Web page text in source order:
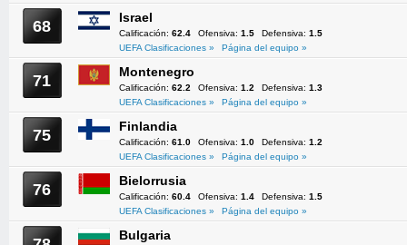
68 Israel
Calificación: 62.4 Ofensiva: 1.5 Defensiva: 1.5
UEFA Clasificaciones »
Página del equipo »
71 Montenegro
Calificación: 62.2 Ofensiva: 1.2 Defensiva: 1.3
UEFA Clasificaciones »
Página del equipo »
75 Finlandia
Calificación: 61.0 Ofensiva: 1.0 Defensiva: 1.2
UEFA Clasificaciones »
Página del equipo »
76 Bielorrusia
Calificación: 60.4 Ofensiva: 1.4 Defensiva: 1.5
UEFA Clasificaciones »
Página del equipo »
Bulgaria